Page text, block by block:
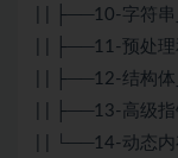
| | ├──10-字符
| | ├──11-预处
| | ├──12-结构
| | ├──13-高级
| | └──14-动态